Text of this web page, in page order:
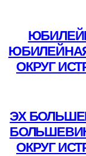
ОКРУГ
ЭХ
ОКРУГ